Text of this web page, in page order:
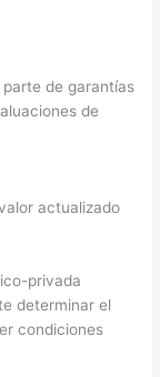
de garantías
de
actualizado
privada
determinar el
condiciones